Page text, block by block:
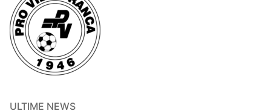
ULTIME NEWS